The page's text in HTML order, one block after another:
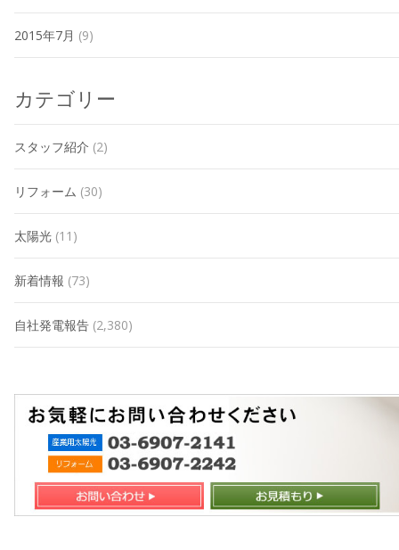
2015年7月 (9)
カテゴリー
スタッフ紹介 (2)
リフォーム (30)
太陽光 (11)
新着情報 (73)
自社発電報告 (2,380)